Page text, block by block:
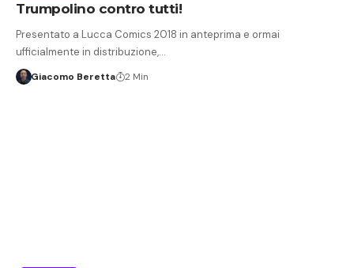
Trumpolino contro tutti!
Presentato a Lucca Comics 2018 in anteprima e ormai
ufficialmente in distribuzione,…
Giacomo Beretta 2 Min